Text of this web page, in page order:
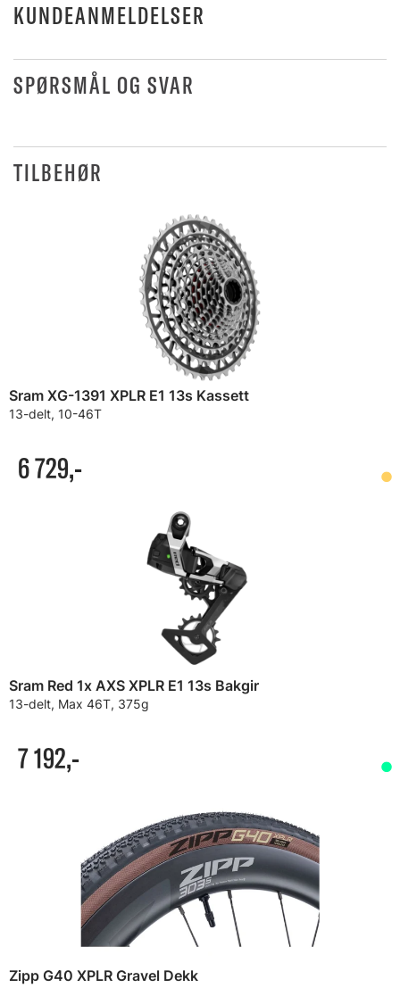
KUNDEANMELDELSER
SPØRSMÅL OG SVAR
TILBEHØR
Sram XG-1391 XPLR E1 13s Kassett
13-delt, 10-46T
6 729,-
Sram Red 1x AXS XPLR E1 13s Bakgir
13-delt, Max 46T, 375g
7 192,-
Zipp G40 XPLR Gravel Dekk